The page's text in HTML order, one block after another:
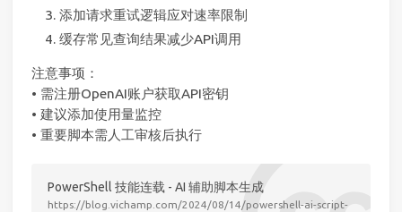
添加请求重试逻辑应对速率限制
缓存常见查询结果减少API调用
注意事项：
• 需注册OpenAI账户获取API密钥
• 建议添加使用量监控
• 重要脚本需人工审核后执行
PowerShell 技能连载 - AI 辅助脚本生成
https://blog.vichamp.com/2024/08/14/powershell-ai-script-